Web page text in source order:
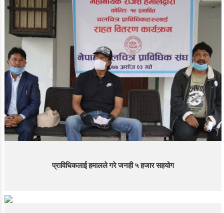
प्राविधिकलाई हमालले गरे जनही ५ हजार सहयोग